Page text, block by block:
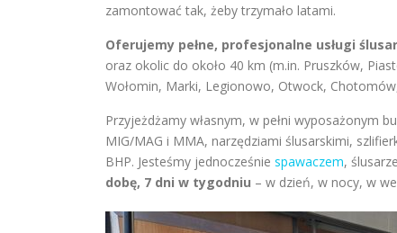
zamontować tak, żeby trzymało latami.
Oferujemy pełne, profesjonalne usługi
oraz okolic do około 40 km (m.in. Pruszków,
Wołomin, Marki, Legionowo, Otwock,
Przyjeżdżamy własnym, w pełni wyposażonym
MIG/MAG i MMA, narzędziami ślusarskimi,
BHP. Jesteśmy jednocześnie spawaczem,
dobę, 7 dni w tygodniu – w dzień, w nocy, w